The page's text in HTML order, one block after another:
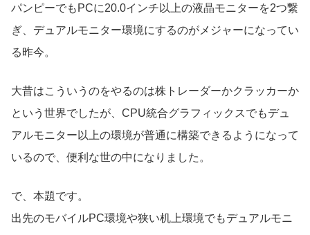
パンピーでもPCに20.0インチ以上の液晶モニターを2つ繋
ぎ、デュアルモニター環境にするのがメジャーになってい
る昨今。
大昔はこういうのをやるのは株トレーダーかクラッカーか
という世界でしたが、CPU統合グラフィックスでもデュ
アルモニター以上の環境が普通に構築できるようになって
いるので、便利な世の中になりました。
で、本題です。
出先のモバイルPC環境や狭い机上環境でもデュアルモニ